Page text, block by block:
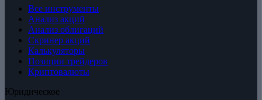
Все инструменты
Анализ акций
Анализ облигаций
Скринер акций
Калькуляторы
Позиции трейдеров
Криптовалюты
Юридическое